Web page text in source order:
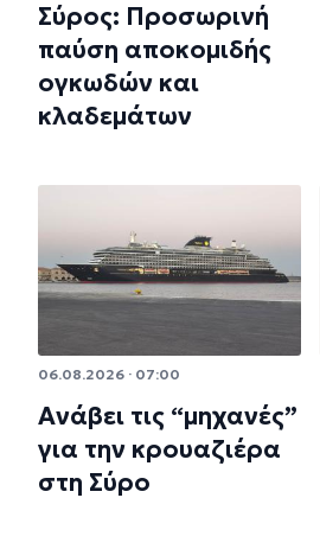
Σύρος: Προσωρινή
παύση αποκομιδής
ογκωδών και
κλαδεμάτων
06.08.2026 · 07:00
Ανάβει τις “μηχανές”
για την κρουαζιέρα
στη Σύρο